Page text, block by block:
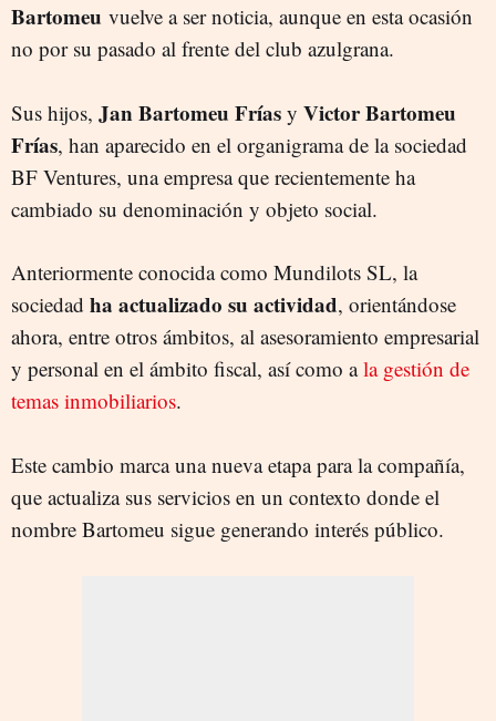
Bartomeu vuelve a ser noticia, aunque en esta ocasión
no por su pasado al frente del club azulgrana.
Sus hijos, Jan Bartomeu Frías y Victor Bartomeu
Frías, han aparecido en el organigrama de la sociedad
BF Ventures, una empresa que recientemente ha
cambiado su denominación y objeto social.
Anteriormente conocida como Mundilots SL, la
sociedad ha actualizado su actividad, orientándose
ahora, entre otros ámbitos, al asesoramiento empresarial
y personal en el ámbito fiscal, así como ala gestión de
temas inmobiliarios.
Este cambio marca una nueva etapa para la compañía,
que actualiza sus servicios en un contexto donde el
nombre Bartomeu sigue generando interés público.